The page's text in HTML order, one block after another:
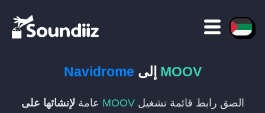
MOOV إلى Navidrome
الصق رابط قائمة تشغيلMOOV عامةلإنشائها على